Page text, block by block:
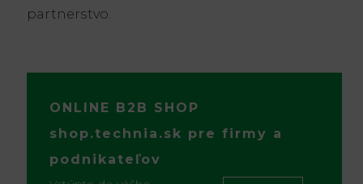
partnerstvo.
ONLINE B2B SHOP
shop.technia.sk pre firmy a
podnikateľov